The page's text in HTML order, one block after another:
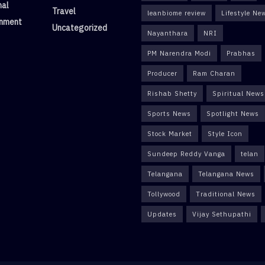
Travel
Uncategorized
leanbiome review Lifestyle
Nayanthara NRI
PM Narendra Modi Prabhas
Producer Ram Charan
Rishab Shetty Spiritual News
Sports News Spotlight News
Stock Market Style Icon
Sundeep Reddy Vanga telan
Telangana Telangana News
Tollywood Traditional News
Updates Vijay Sethupathi